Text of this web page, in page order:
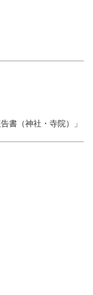
書（神社・寺院）」